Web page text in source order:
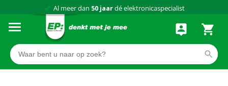
Al meer dan 50 jaardé elektronicaspecialist